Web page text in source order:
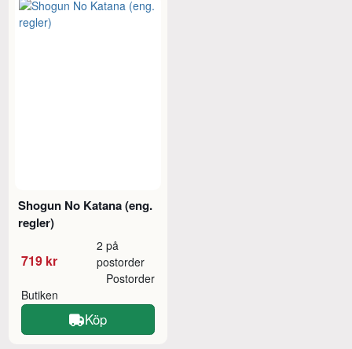
Shogun No Katana (eng.
regler)
719 kr
2 på
postorder
Butiken
Postorder
Köp